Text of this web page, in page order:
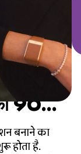
लॉक के
90%
बनाने का
होता है.